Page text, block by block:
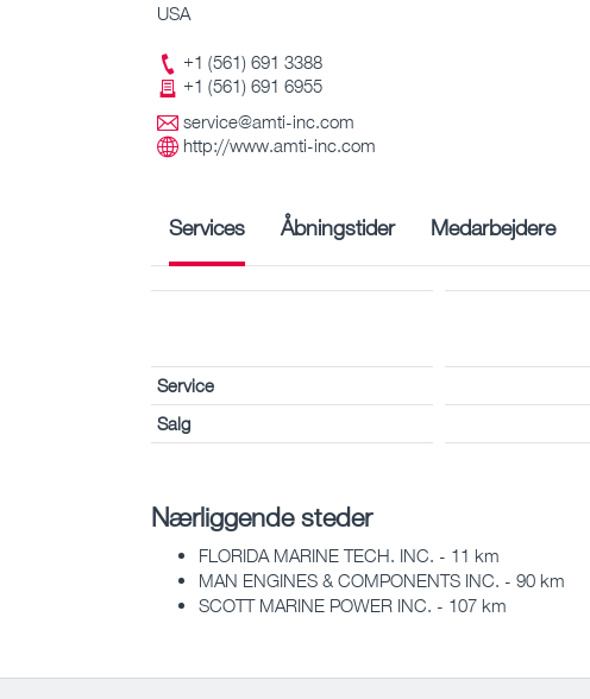
USA
+1 (561) 691 3388
+1 (561) 691 6955
service@amti-inc.com
http://www.amti-inc.com
Services Åbningstider Medarbejdere
Service
Salg
Nærliggende steder
FLORIDA MARINE TECH. INC. - 11 km
MAN ENGINES & COMPONENTS INC. - 90 km
SCOTT MARINE POWER INC. - 107 km